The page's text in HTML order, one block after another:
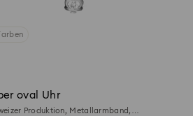
oval Uhr
Produktion, Metallarmband,